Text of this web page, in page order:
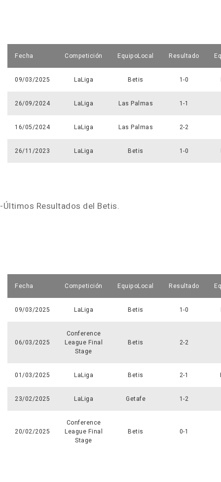
Fecha Competición EquipoLocal Resultado
09/03/2025 LaLiga Betis 1-0
26/09/2024 LaLiga Las Palmas 1-1
16/05/2024 LaLiga Las Palmas 2-2
26/11/2023 LaLiga Betis 1-0
-Últimos Resultados del Betis.
Fecha Competición EquipoLocal Resultado
09/03/2025 LaLiga Betis 1-0
06/03/2025
Conference
League Final
Stage
Betis 2-2
01/03/2025 LaLiga Betis 2-1
23/02/2025 LaLiga Getafe 1-2
20/02/2025
Conference
League Final
Stage
Betis 0-1